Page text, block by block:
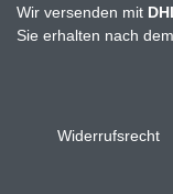
Wir versenden mit
Sie erhalten nach
Widerrufs­recht